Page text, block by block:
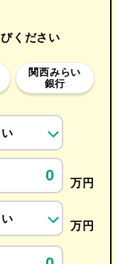
ください
関西みらい
銀行
万円
万円